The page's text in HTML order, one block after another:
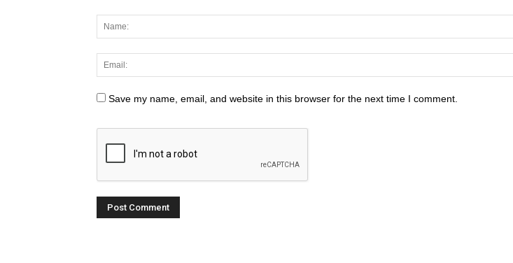
Save my name, email, and website in this browser for the next time I comment.